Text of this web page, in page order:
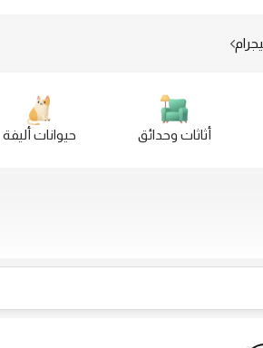
أثاثات وحدائق حيوانات أليفة